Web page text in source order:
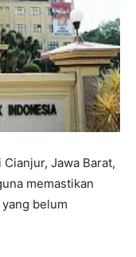
Jawa Barat,
memastikan
belum